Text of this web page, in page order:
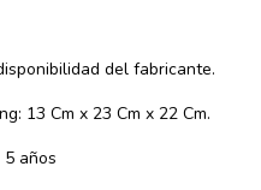
del fabricante.
13 Cm x 23 Cm x 22 Cm.
años